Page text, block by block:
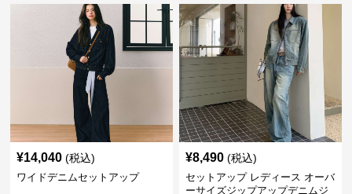
¥14,040 (税込)
ワイドデニムセットアップ
¥8,490 (税込)
セットアップ レディース オーバ
ーサイズジップアップデニムジ